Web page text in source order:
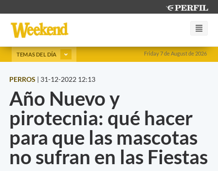
Friday 7 de August de 2026
TEMAS DEL DÍA
PERROS | 31-12-2022 12:13
Año Nuevo y
pirotecnia: qué hacer
para que las mascotas
no sufran en las Fiestas